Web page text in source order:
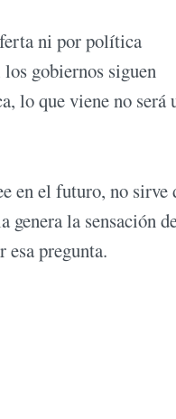
ni por política
gobiernos siguen
lo que viene no será
en el futuro, no sirve
genera la sensación
esa pregunta.